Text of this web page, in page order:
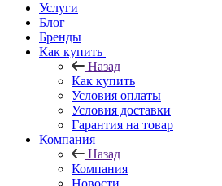
Услуги
Блог
Бренды
Как купить
Назад
Как купить
Условия оплаты
Условия доставки
Гарантия на товар
Компания
Назад
Компания
Новости